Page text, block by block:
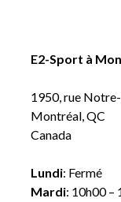
E2-Sport à
1950, rue
Montréal, QC
Canada
Lundi: Fermé
Mardi: 10h00 –